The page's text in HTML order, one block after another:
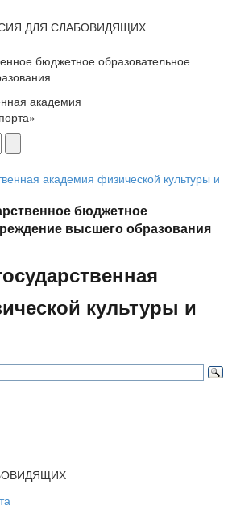
бюджетное образовательное
академия
бюджетное
высшего образования
культуры и